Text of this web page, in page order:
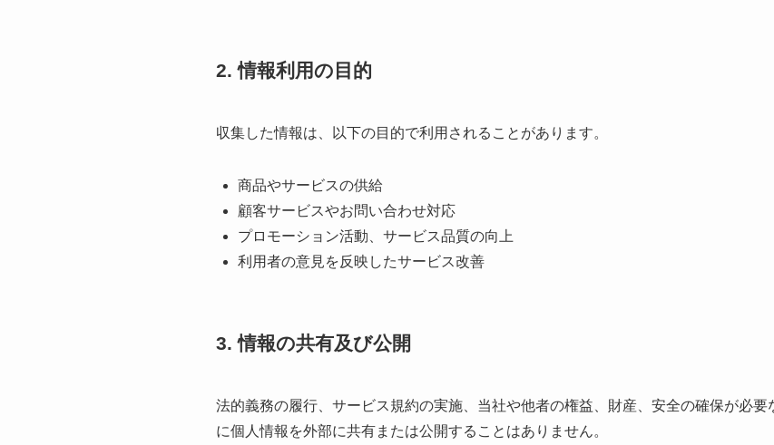
2. 情報利用の目的
収集した情報は、以下の目的で利用されることがあります。
商品やサービスの供給
顧客サービスやお問い合わせ対応
プロモーション活動、サービス品質の向上
利用者の意見を反映したサービス改善
3. 情報の共有及び公開
法的義務の履行、サービス規約の実施、当社や他者の権益、財産、安全の確保が必
に個人情報を外部に共有または公開することはありません。